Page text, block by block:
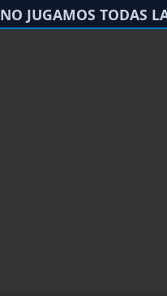
NO JUGAMOS TODAS